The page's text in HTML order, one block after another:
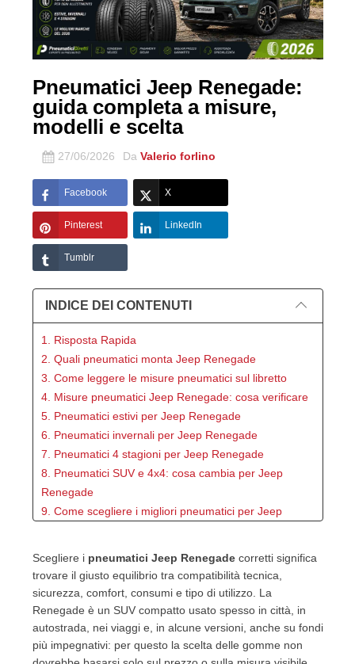
Pneumatici Jeep Renegade:
guida completa a misure,
modelli e scelta
27/06/2026 Da Valerio forlino
Facebook X
Pinterest LinkedIn
Tumblr
INDICE DEI CONTENUTI
1. Risposta Rapida
2. Quali pneumatici monta Jeep Renegade
3. Come leggere le misure pneumatici sul libretto
4. Misure pneumatici Jeep Renegade: cosa verificare
5. Pneumatici estivi per Jeep Renegade
6. Pneumatici invernali per Jeep Renegade
7. Pneumatici 4 stagioni per Jeep Renegade
8. Pneumatici SUV e 4x4: cosa cambia per Jeep
Renegade
9. Come scegliere i migliori pneumatici per Jeep
stagioni
11. Vantaggi e svantaggi delle diverse soluzioni
12. Jeep Renegade in città, autostrada, montagna e
neve
13. Errori da evitare nella scelta delle gomme
Scegliere i pneumatici Jeep Renegadecorretti significa
trovare il giusto equilibrio tra compatibilità tecnica,
sicurezza, comfort, consumi e tipo di utilizzo. La
Renegade è un SUV compatto usato spesso in città, in
autostrada, nei viaggi e, in alcune versioni, anche su fondi
più impegnativi: per questo la scelta delle gomme non